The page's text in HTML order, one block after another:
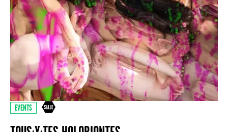
EVENTS